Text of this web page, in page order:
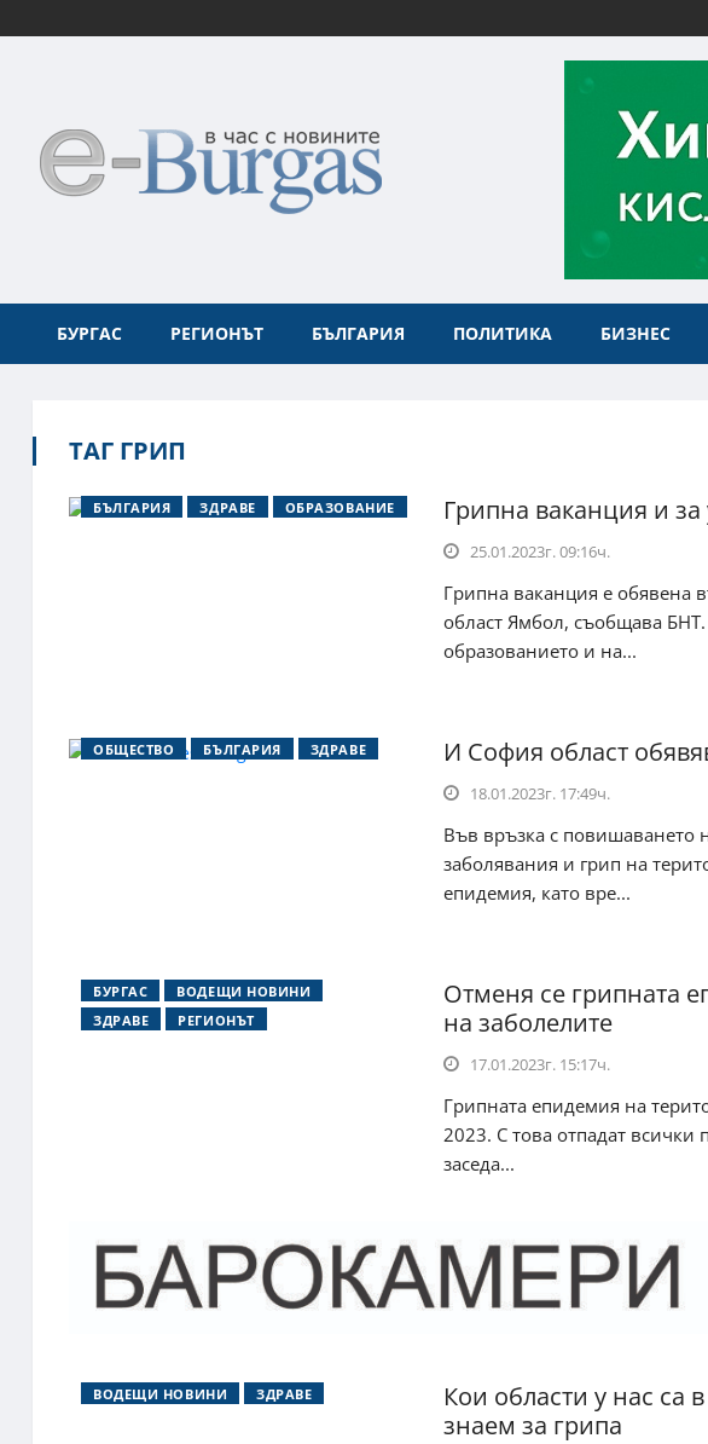
БУРГАС РЕГИОНЪТ БЪЛГАРИЯ ПОЛИТИКА БИЗНЕС
ТАГ ГРИП
БЪЛГАРИЯ ЗДРАВЕ ОБРАЗОВАНИЕ Грипна ваканция и
25.01.2023г. 09:16ч.
Грипна ваканция е обявена
област Ямбол, съобщава
образованието и на...
ОБЩЕСТВО БЪЛГАРИЯ ЗДРАВЕ И София област
18.01.2023г. 17:49ч.
Във връзка с повишаването
заболявания и грип на
епидемия, като вре...
БУРГАС
ВОДЕЩИ НОВИНИ
ЗДРАВЕ
РЕГИОНЪТ
Отменя се грипната
на заболелите
17.01.2023г. 15:17ч.
Грипната епидемия на
2023. С това отпадат
заседа...
ВОДЕЩИ НОВИНИ ЗДРАВЕ
Кои области у нас са
знаем за грипа